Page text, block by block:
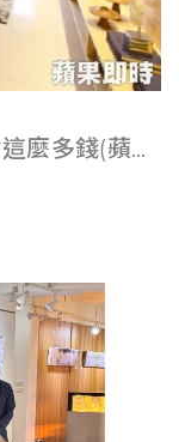
利息補貼＋青安 原來房貸可省這麼多錢(蘋果即時0725)